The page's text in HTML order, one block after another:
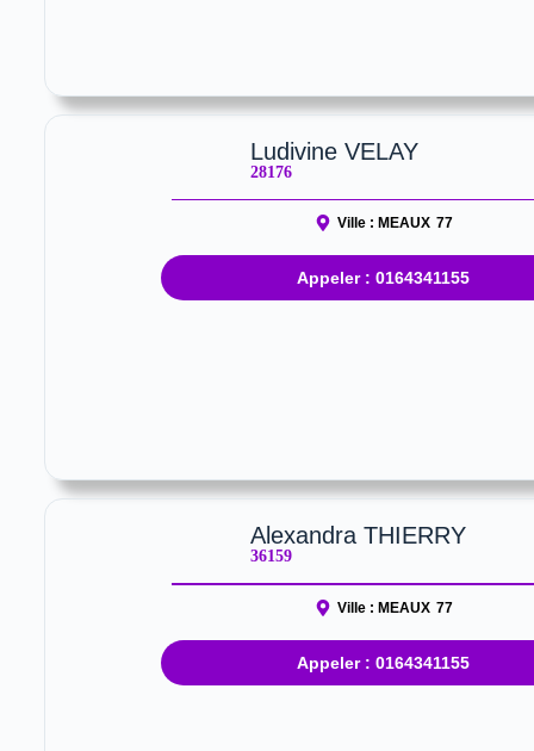
Ludivine VELAY
28176
Ville : MEAUX 77
Appeler : 0164341155
Alexandra THIERRY
36159
Ville : MEAUX 77
Appeler : 0164341155